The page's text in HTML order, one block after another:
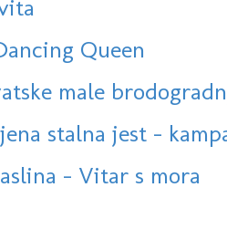
Queen
male
stalna jest -
- Vitar s mora